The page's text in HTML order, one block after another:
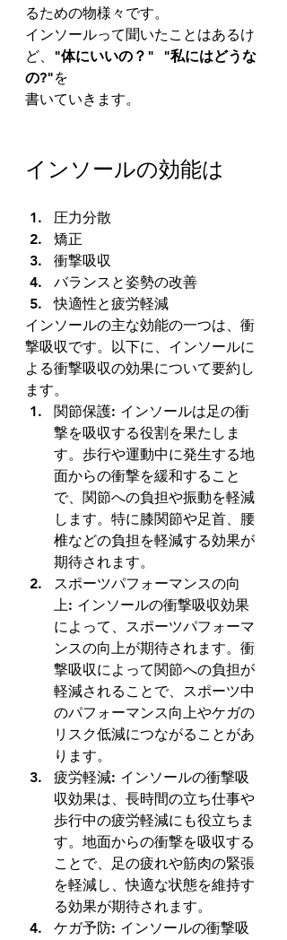
るための物様々です。
インソールって聞いたことはあるけ
ど、
"体にいいの？"
"私にはどうな
の?"を
書いていきます。
インソールの効能は
圧力分散
矯正
衝撃吸収
バランスと姿勢の改善
快適性と疲労軽減
インソールの主な効能の一つは、衝
撃吸収です。以下に、インソールに
よる衝撃吸収の効果について要約し
ます。
関節保護: インソールは足の衝
撃を吸収する役割を果たしま
す。歩行や運動中に発生する地
面からの衝撃を緩和すること
で、関節への負担や振動を軽減
します。特に膝関節や足首、腰
椎などの負担を軽減する効果が
期待されます。
スポーツパフォーマンスの向
上: インソールの衝撃吸収効果
によって、スポーツパフォーマ
ンスの向上が期待されます。衝
撃吸収によって関節への負担が
軽減されることで、スポーツ中
のパフォーマンス向上やケガの
リスク低減につながることがあ
ります。
疲労軽減: インソールの衝撃吸
収効果は、長時間の立ち仕事や
歩行中の疲労軽減にも役立ちま
す。地面からの衝撃を吸収する
ことで、足の疲れや筋肉の緊張
を軽減し、快適な状態を維持す
る効果が期待されます。
ケガ予防: インソールの衝撃吸